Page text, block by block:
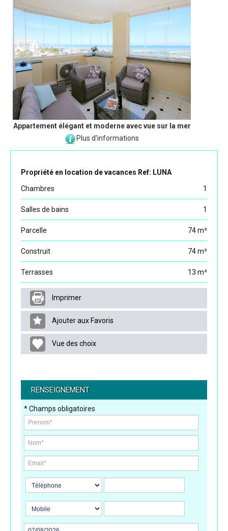
Appartement élégant et moderne avec vue sur la mer
Plus d'informations
Propriété en location de vacances Ref: LUNA
Chambres
1
Salles de bains 1
Parcelle 74 m²
Construit 74 m²
Terrasses 13 m²
Imprimer
Ajouter aux Favoris
Vue des choix
RENSEIGNEMENT
* Champs obligatoires